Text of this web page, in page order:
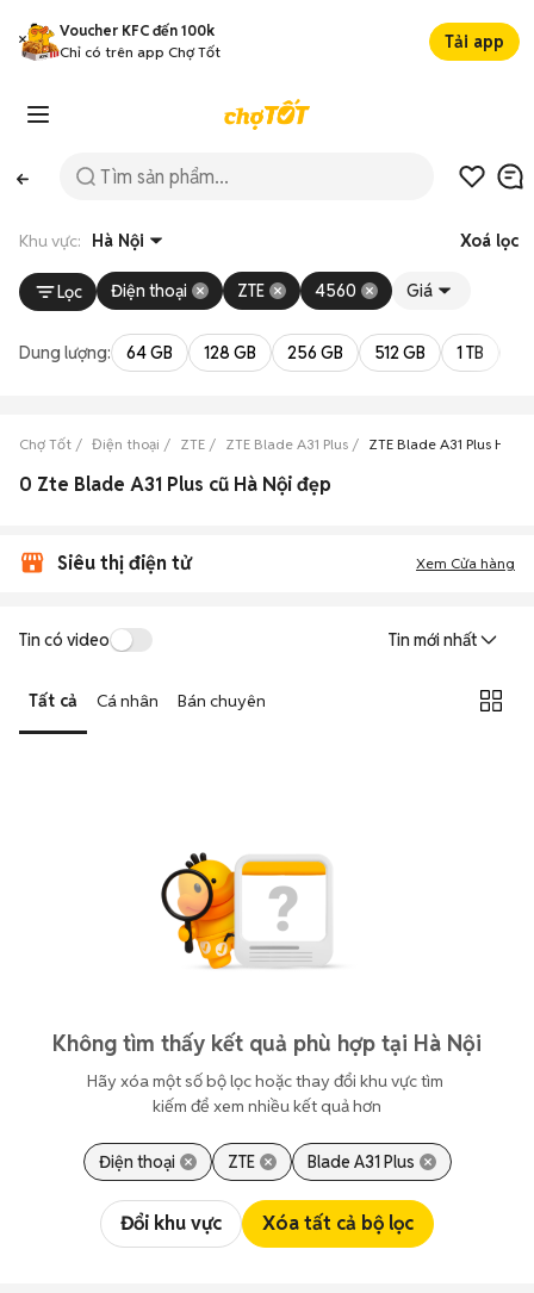
Voucher KFC đến 100k
Chỉ có trên app Chợ Tốt
Tải app
Khu vực: Hà Nội Xoá lọc
Lọc Điện thoại ZTE 4560 Giá
Dung lượng: 64 GB 128 GB 256 GB 512 GB 1 TB
Chợ Tốt Điện thoại ZTE ZTE Blade A31 Plus ZTE Blade A31 Plus Hà
0 Zte Blade A31 Plus cũ Hà Nội đẹp
Siêu thị điện tử Xem Cửa hàng
Tin có video Tin mới nhất
Tất cả Cá nhân Bán chuyên
Không tìm thấy kết quả phù hợp tại Hà Nội
Hãy xóa một số bộ lọc hoặc thay đổi khu vực tìm
kiếm để xem nhiều kết quả hơn
Điện thoại ZTE Blade A31 Plus
Đổi khu vực Xóa tất cả bộ lọc